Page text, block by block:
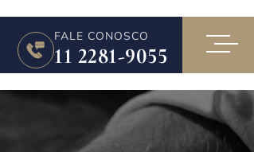
FALE CONOSCO
11 2281-9055